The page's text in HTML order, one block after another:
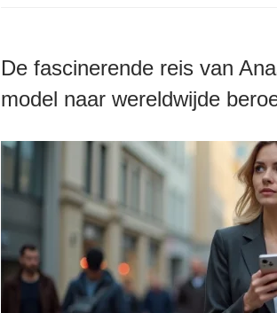
De fascinerende reis van
model naar wereldwijde